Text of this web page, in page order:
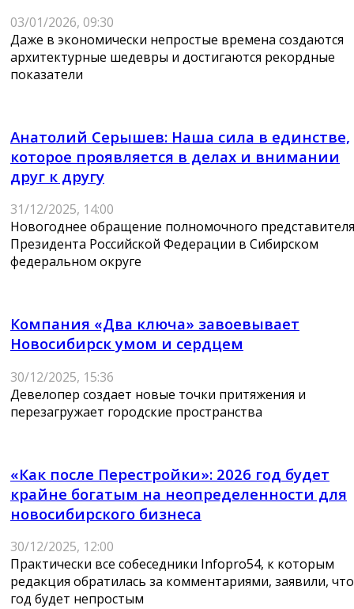
03/01/2026, 09:30
Даже в экономически непростые времена создаются
архитектурные шедевры и достигаются рекордные
показатели
Анатолий Серышев: Наша сила в единстве,
которое проявляется в делах и внимании
друг к другу
31/12/2025, 14:00
Новогоднее обращение полномочного представителя
Президента Российской Федерации в Сибирском
федеральном округе
Компания «Два ключа» завоевывает
Новосибирск умом и сердцем
30/12/2025, 15:36
Девелопер создает новые точки притяжения и
перезагружает городские пространства
«Как после Перестройки»: 2026 год будет
крайне богатым на неопределенности для
новосибирского бизнеса
30/12/2025, 12:00
Практически все собеседники Infopro54, к которым
редакция обратилась за комментариями, заявили, что
год будет непростым